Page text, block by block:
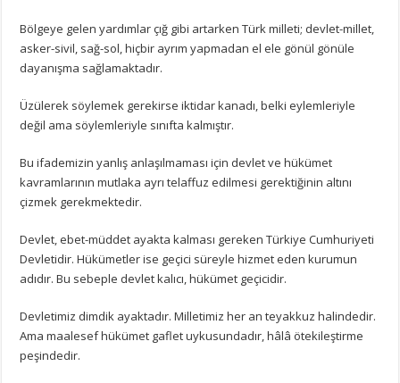
Bölgeye gelen yardımlar çığ gibi artarken Türk milleti; devlet-millet,
asker-sivil, sağ-sol, hiçbir ayrım yapmadan el ele gönül gönüle
dayanışma sağlamaktadır.
Üzülerek söylemek gerekirse iktidar kanadı, belki eylemleriyle
değil ama söylemleriyle sınıfta kalmıştır.
Bu ifademizin yanlış anlaşılmaması için devlet ve hükümet
kavramlarının mutlaka ayrı telaffuz edilmesi gerektiğinin altını
çizmek gerekmektedir.
Devlet, ebet-müddet ayakta kalması gereken Türkiye Cumhuriyeti
Devletidir. Hükümetler ise geçici süreyle hizmet eden kurumun
adıdır. Bu sebeple devlet kalıcı, hükümet geçicidir.
Devletimiz dimdik ayaktadır. Milletimiz her an teyakkuz halindedir.
Ama maalesef hükümet gaflet uykusundadır, hâlâ ötekileştirme
peşindedir.